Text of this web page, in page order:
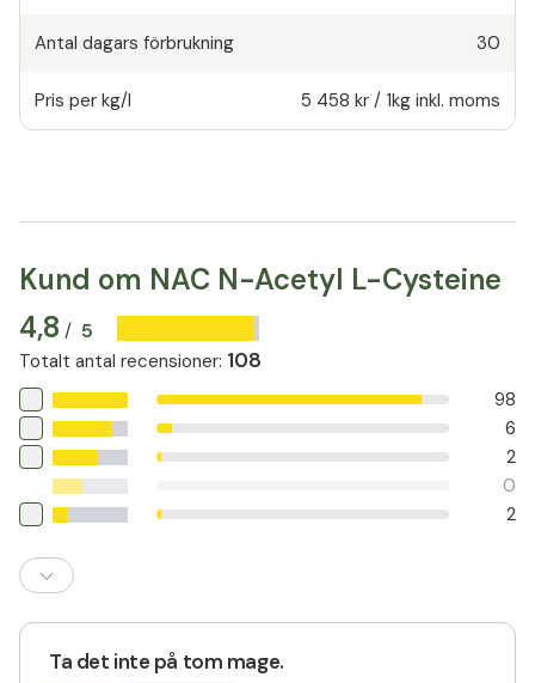
Antal dagars förbrukning 30
Pris per kg/l 5 458 kr / 1kg inkl. moms
Kund om NAC N-Acetyl L-Cysteine
4,8 / 5
Totalt antal recensioner: 108
98
6
2
0
2
Ta det inte på tom mage.